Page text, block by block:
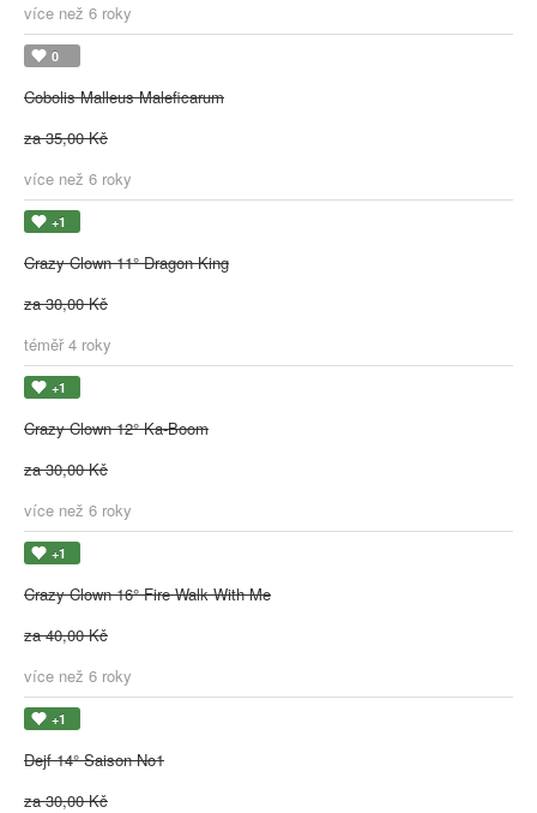
více než 6 roky
0
Cobolis Malleus Maleficarum
za 35,00 Kč
více než 6 roky
+1
Crazy Clown 11° Dragon King
za 30,00 Kč
téměř 4 roky
+1
Crazy Clown 12° Ka-Boom
za 30,00 Kč
více než 6 roky
+1
Crazy Clown 16° Fire Walk With Me
za 40,00 Kč
více než 6 roky
+1
Dejf 14° Saison No1
za 30,00 Kč